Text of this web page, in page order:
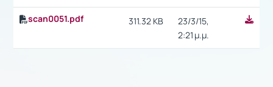
scan0051.pdf
311.32 KB
23/3/15,
2:21 μ.μ.